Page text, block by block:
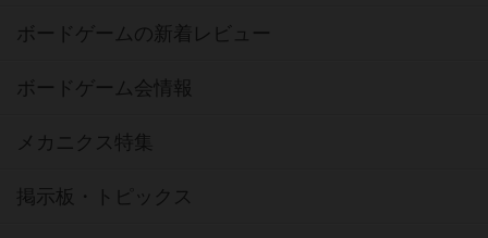
ボードゲームの新着レビュー
ボードゲーム会情報
メカニクス特集
掲示板・トピックス